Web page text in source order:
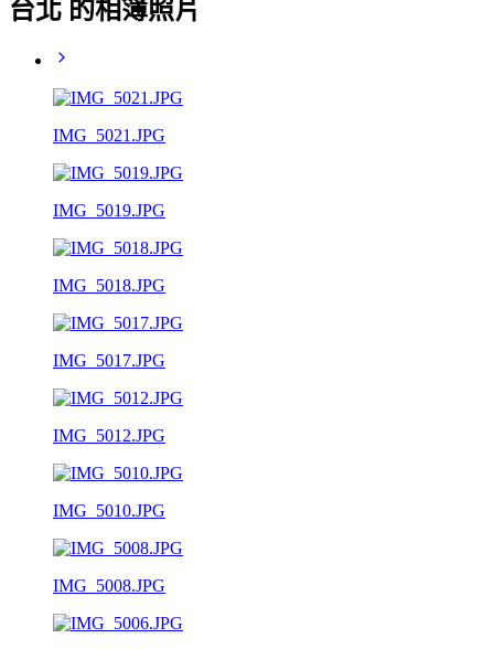
台北 的相簿照片
IMG_5021.JPG
IMG_5019.JPG
IMG_5018.JPG
IMG_5017.JPG
IMG_5012.JPG
IMG_5010.JPG
IMG_5008.JPG